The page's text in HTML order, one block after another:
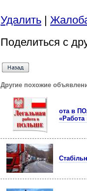
Удалить |
Поделиться с
Другие похожие
ота в